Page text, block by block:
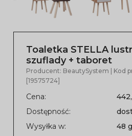
Toaletka STELLA
szuflady + taboret
Producent: BeautySystem | Kod
[19575724]
Cena:
Dostępność:
Wysyłka w:
48